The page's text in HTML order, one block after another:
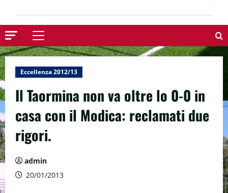
Menu
principale
Eccellenza 2012/13
Il Taormina non va oltre lo 0-0 in
casa con il Modica: reclamati due
rigori.
admin
20/01/2013